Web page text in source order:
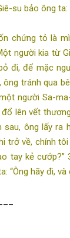
su bảo ông
chứng tỏ là
người kia từ
đi, để mặc
ông tránh qua
người Sa-
lên vết
ông lấy ra
trở về, chính
tay kẻ cướp?”
“Ông hãy đi, và